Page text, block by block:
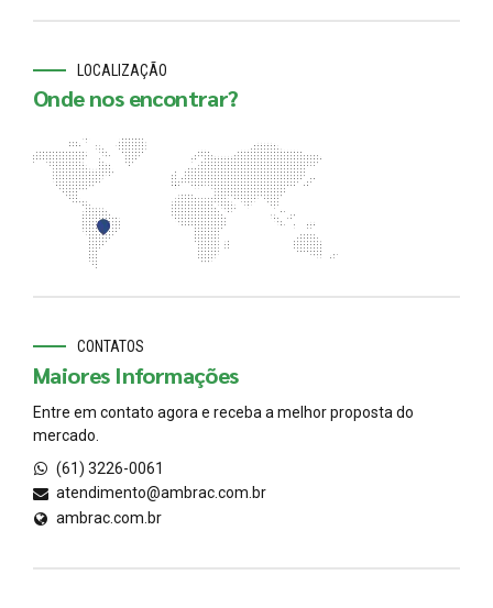
LOCALIZAÇÃO
Onde nos encontrar?
CONTATOS
Maiores Informações
Entre em contato agora e receba a melhor proposta do
mercado.
(61) 3226-0061
atendimento@ambrac.com.br
ambrac.com.br